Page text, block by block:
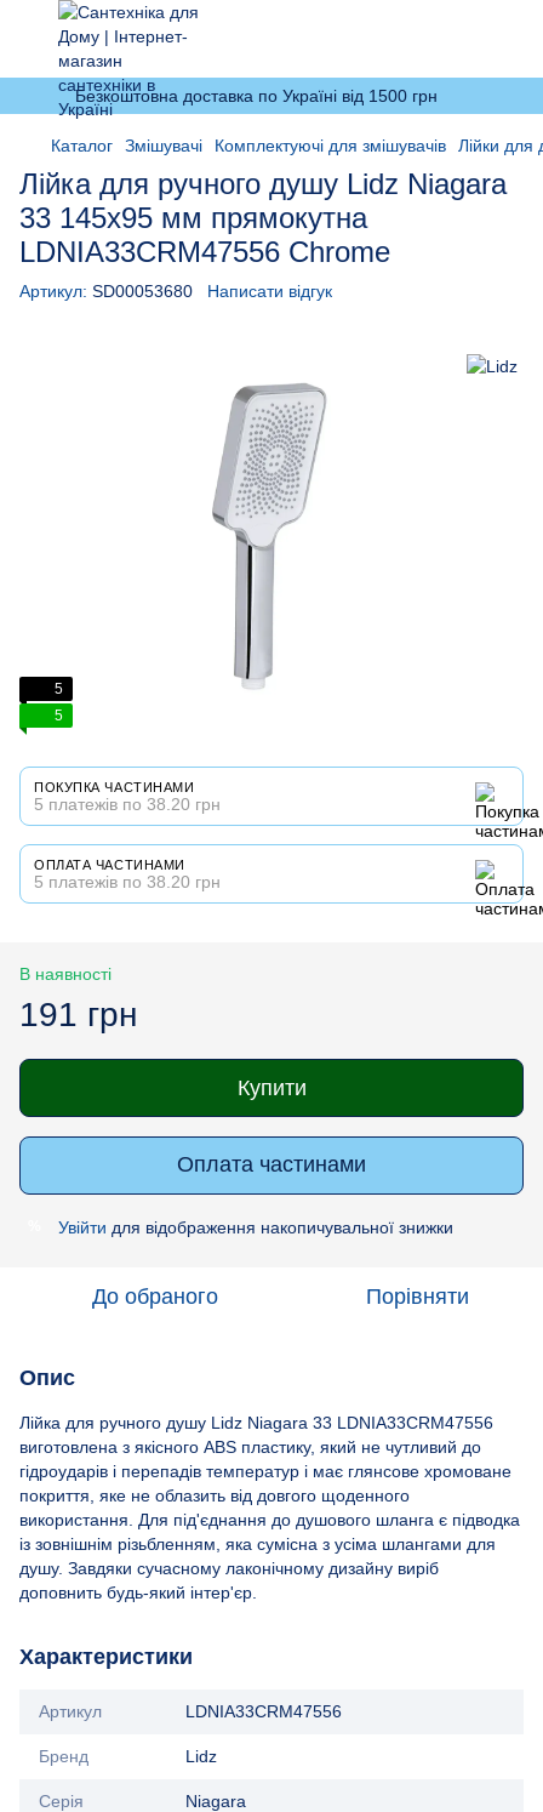
Безкоштовна доставка по Україні від 1500 грн
Каталог Змішувачі Комплектуючі для змішувачів Лійки для
Лійка для ручного душу Lidz Niagara
33 145x95 мм прямокутна
LDNIA33CRM47556 Chrome
Артикул: SD00053680 Написати відгук
5
5
ПОКУПКА ЧАСТИНАМИ
5 платежів по 38.20 грн
ОПЛАТА ЧАСТИНАМИ
5 платежів по 38.20 грн
В наявності
191 грн
Купити
Оплата частинами
Увійти для відображення накопичувальної знижки
До обраного Порівняти
Опис
Лійка для ручного душу Lidz Niagara 33 LDNIA33CRM47556
виготовлена з якісного ABS пластику, який не чутливий до
гідроударів і перепадів температур і має глянсове хромоване
покриття, яке не облазить від довгого щоденного
використання. Для під'єднання до душового шланга є підводка
із зовнішнім різьбленням, яка сумісна з усіма шлангами для
душу. Завдяки сучасному лаконічному дизайну виріб
доповнить будь-який інтер'єр.
Характеристики
Артикул LDNIA33CRM47556
Бренд Lidz
Серія Niagara